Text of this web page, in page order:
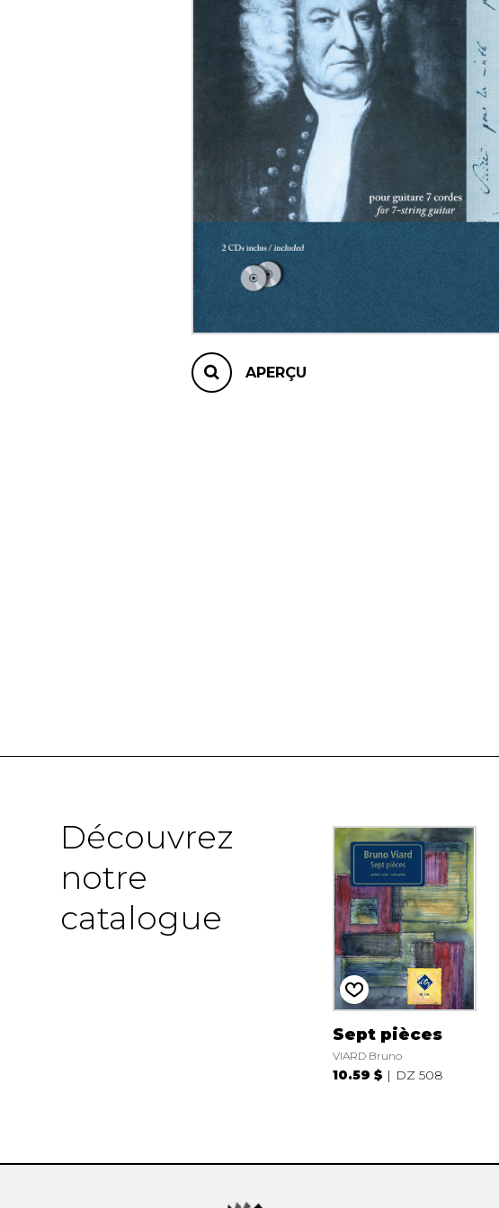
APERÇU
Découvrez
notre
catalogue
Sept pièces
VIARD Bruno
10.59 $ DZ 508